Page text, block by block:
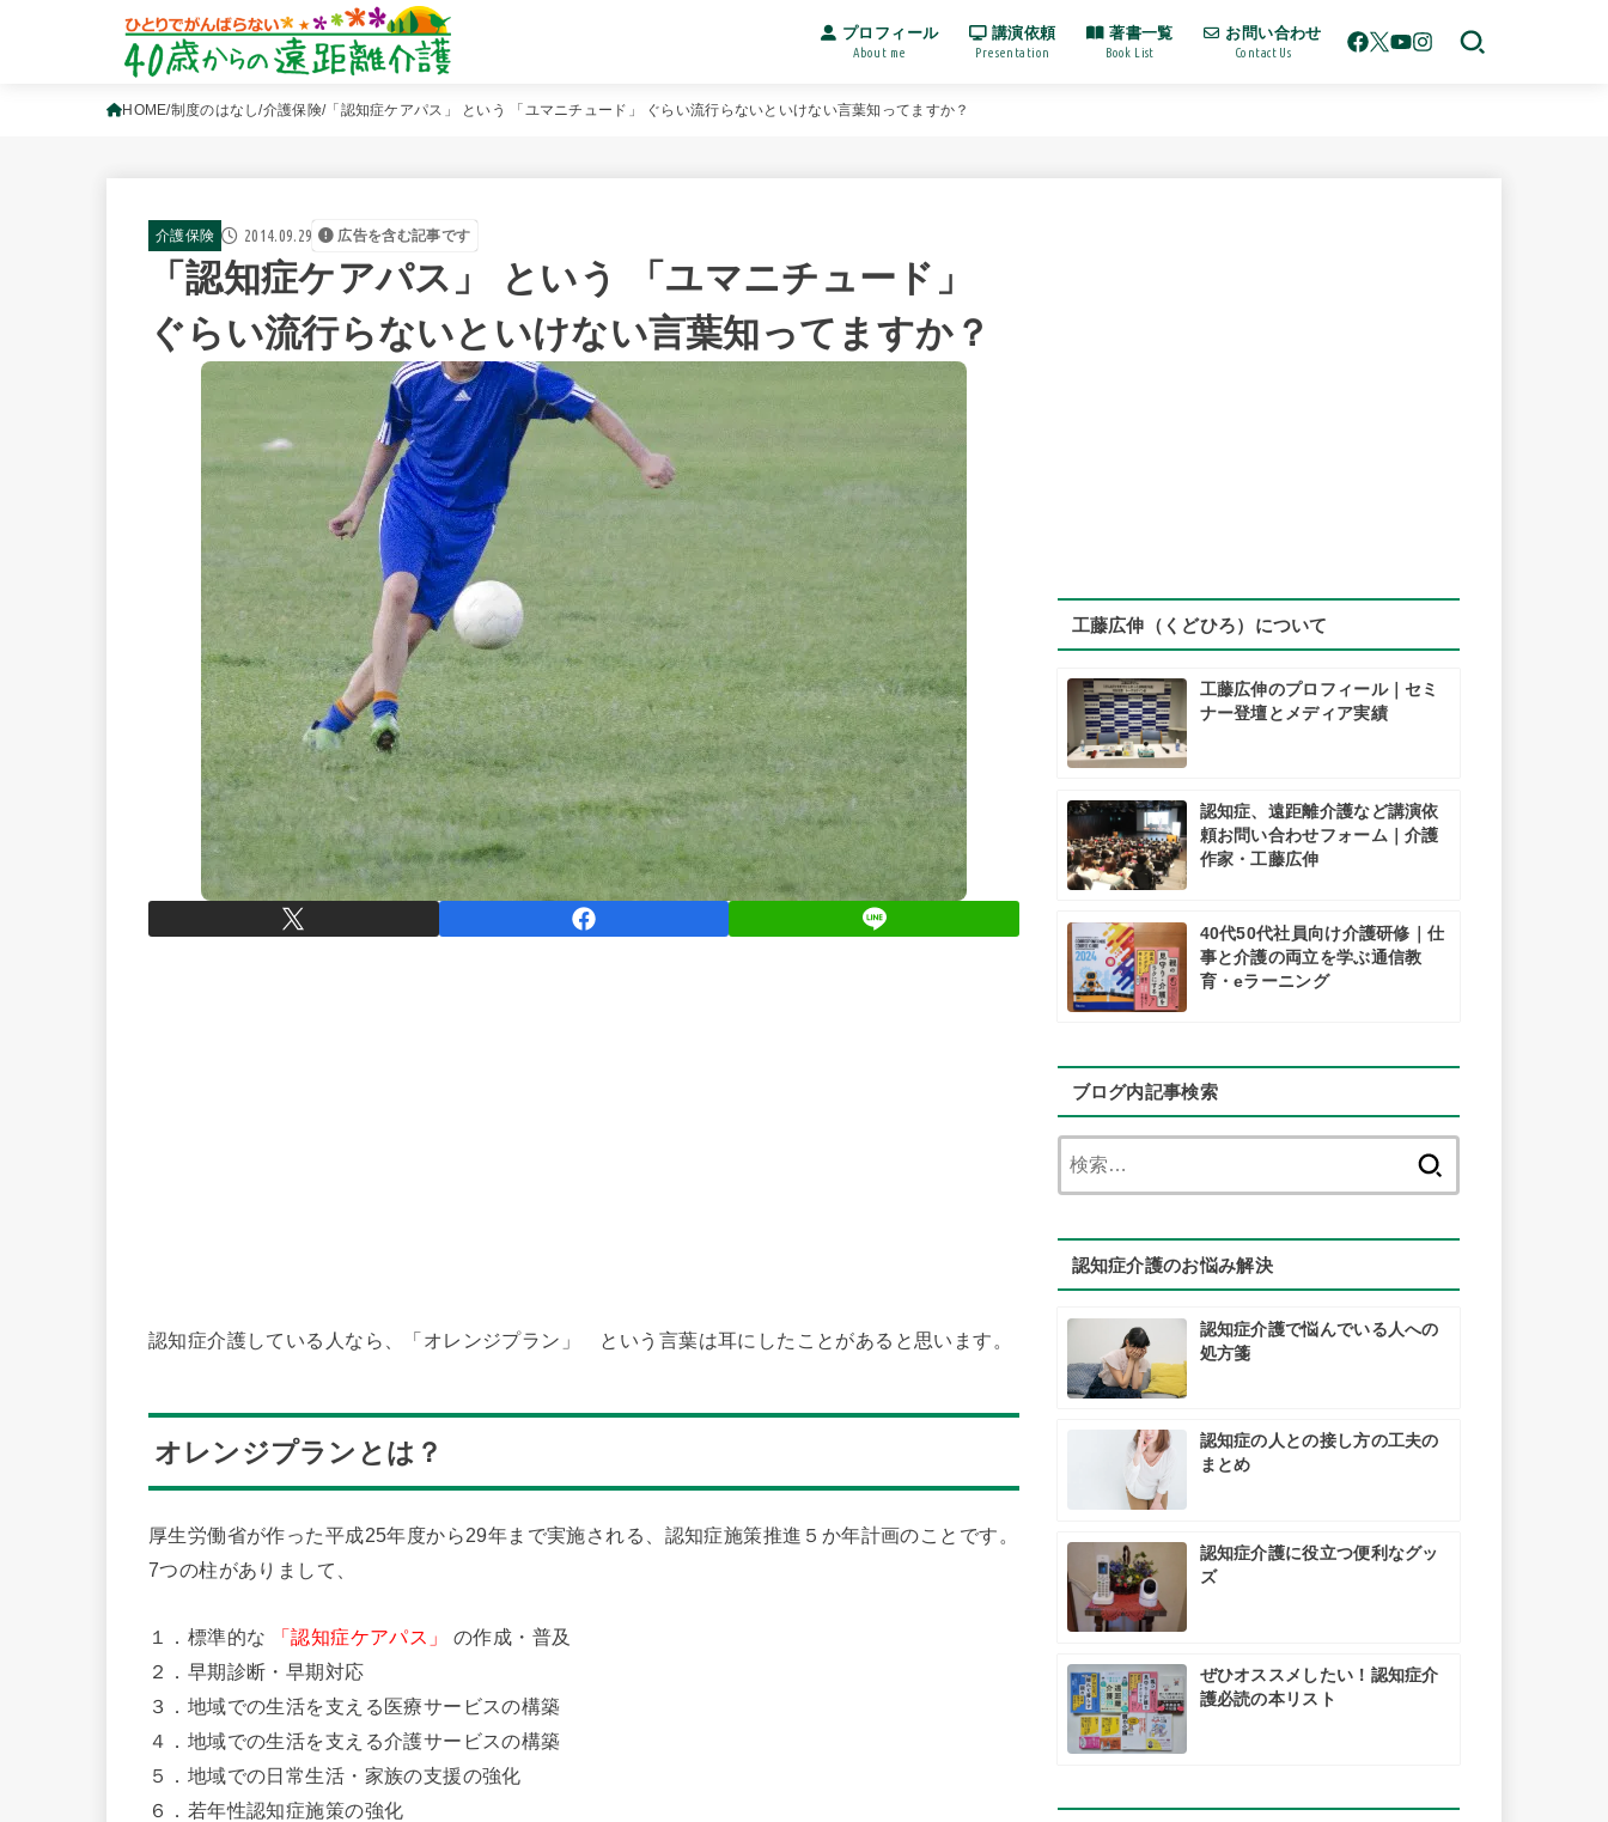
プロフィール
About me
講演依頼
Presentation
著書一覧
Book List
お問い合わせ
Contact Us
HOME 制度のはなし 介護保険 「認知症ケアパス」 という 「ユマニチュード」 ぐらい流行らないといけない言葉知ってますか？
介護保険 2014.09.29 広告を含む記事です
「認知症ケアパス」 という 「ユマニチュード」
ぐらい流行らないといけない言葉知ってますか？
認知症介護している人なら、「オレンジプラン」 という言葉は耳にしたことがあると思います。
オレンジプランとは？
厚生労働省が作った平成25年度から29年まで実施される、認知症施策推進５か年計画のことです。
7つの柱がありまして、
１．標準的な 「認知症ケアパス」
の作成・普及
２．早期診断・早期対応
３．地域での生活を支える医療サービスの構築
４．地域での生活を支える介護サービスの構築
５．地域での日常生活・家族の支援の強化
６．若年性認知症施策の強化
工藤広伸（くどひろ）について
工藤広伸のプロフィール｜セミ
ナー登壇とメディア実績
認知症、遠距離介護など講演依
頼お問い合わせフォーム｜介護
作家・工藤広伸
40代50代社員向け介護研修｜仕
事と介護の両立を学ぶ通信教
育・eラーニング
ブログ内記事検索
認知症介護のお悩み解決
認知症介護で悩んでいる人への
処方箋
認知症の人との接し方の工夫の
まとめ
認知症介護に役立つ便利なグッ
ズ
ぜひオススメしたい！認知症介
護必読の本リスト